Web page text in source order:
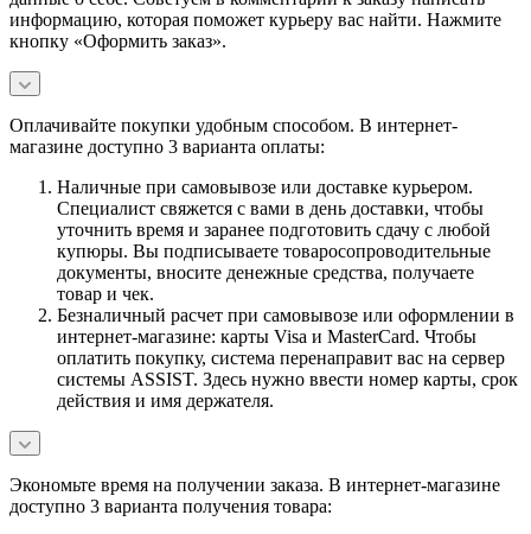
информацию, которая поможет курьеру вас найти. Нажмите
кнопку «Оформить заказ».
Оплачивайте покупки удобным способом. В интернет-
магазине доступно 3 варианта оплаты:
Наличные при самовывозе или доставке курьером.
Специалист свяжется с вами в день доставки, чтобы
уточнить время и заранее подготовить сдачу с любой
купюры. Вы подписываете товаросопроводительные
документы, вносите денежные средства, получаете
товар и чек.
Безналичный расчет при самовывозе или оформлении в
интернет-магазине: карты Visa и MasterCard. Чтобы
оплатить покупку, система перенаправит вас на сервер
системы ASSIST. Здесь нужно ввести номер карты, срок
действия и имя держателя.
Экономьте время на получении заказа. В интернет-магазине
доступно 3 варианта получения товара: